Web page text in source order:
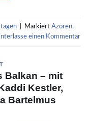
Markiert Azoren,
einen Kommentar
Balkan – mit
Kestler,
Bartelmus